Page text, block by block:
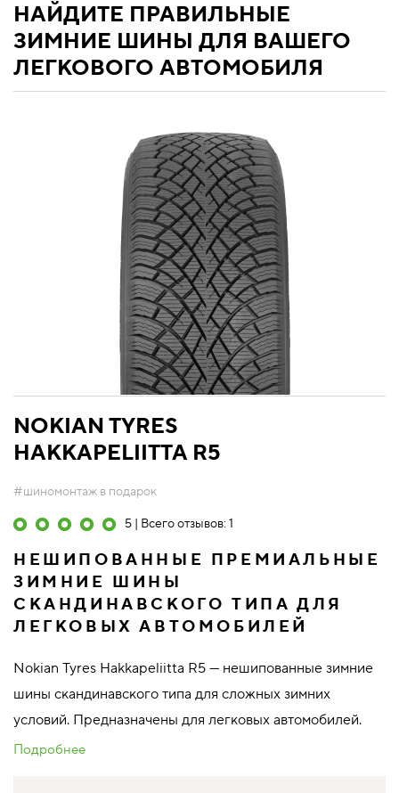
НАЙДИТЕ ПРАВИЛЬНЫЕ
ЗИМНИЕ ШИНЫ ДЛЯ ВАШЕГО
ЛЕГКОВОГО АВТОМОБИЛЯ
NOKIAN TYRES
HAKKAPELIITTA R5
#шиномонтаж в подарок
5 | Всего отзывов: 1
НЕШИПОВАННЫЕ ПРЕМИАЛЬНЫЕ
ЗИМНИЕ ШИНЫ
СКАНДИНАВСКОГО ТИПА ДЛЯ
ЛЕГКОВЫХ АВТОМОБИЛЕЙ
Nokian Tyres Hakkapeliitta R5 — нешипованные зимние
шины скандинавского типа для сложных зимних
условий. Предназначены для легковых автомобилей.
Подробнее